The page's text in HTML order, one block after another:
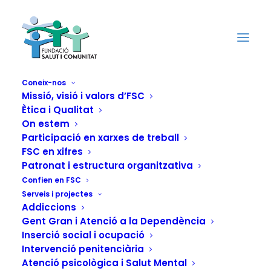
Coneix-nos
Missió, visió i valors d’FSC
Ètica i Qualitat
On estem
Participació en xarxes de treball
FSC en xifres
Patronat i estructura organitzativa
Confien en FSC
Serveis i projectes
Addiccions
Gent Gran i Atenció a la Dependència
Inserció social i ocupació
Intervenció penitenciària
Atenció psicològica i Salut Mental
Missatge de Nadal i
Cap d'Any del
president de la
Fundació Salut i
Comunitat,
Francisco González